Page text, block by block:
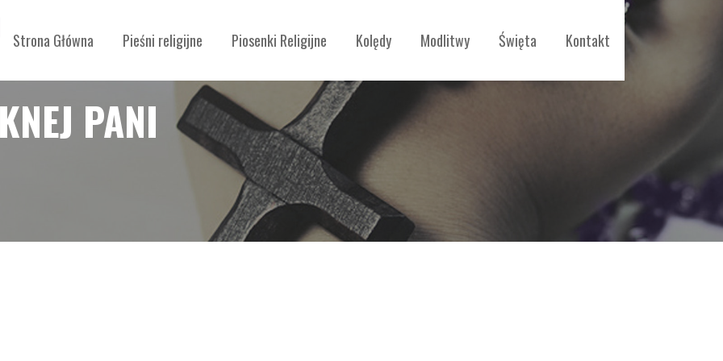
Strona Główna Pieśni religijne Piosenki Religijne Kolędy Modlitwy Święta Kontakt
PANI